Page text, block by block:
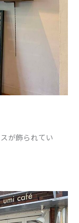
が飾られてい